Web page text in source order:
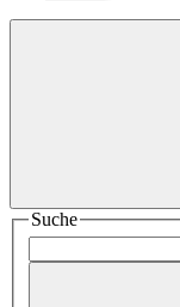
Suche